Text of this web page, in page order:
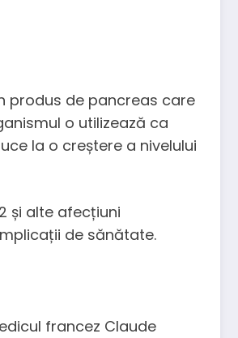
produs de pancreas care
o utilizează ca
la o creștere a nivelului
și alte afecțiuni
de sănătate.
francez Claude